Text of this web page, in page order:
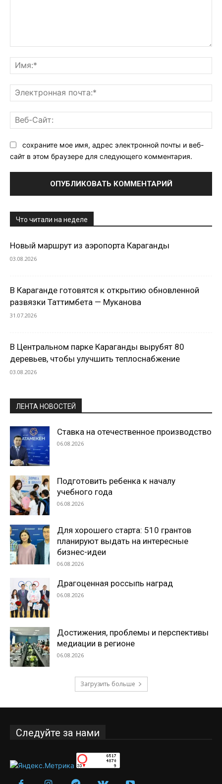
сохраните мое имя, адрес электронной почты и веб-
сайт в этом браузере для следующего комментария.
Что читали на неделе
Новый маршрут из аэропорта Караганды
03.08.2026
В Караганде готовятся к открытию обновленной
развязки Таттимбета — Муканова
31.07.2026
В Центральном парке Караганды вырубят 80
деревьев, чтобы улучшить теплоснабжение
03.08.2026
ЛЕНТА НОВОСТЕЙ
Ставка на отечественное производство
06.08.2026
Подготовить ребенка к началу
учебного года
06.08.2026
Для хорошего старта: 510 грантов
планируют выдать на интересные
бизнес-идеи
06.08.2026
Драгоценная россыпь наград
06.08.2026
Достижения, проблемы и перспективы
медиации в регионе
06.08.2026
Загрузить больше
Следуйте за нами